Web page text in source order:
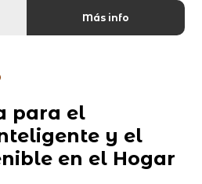
Más info
para el
y el
en el Hogar